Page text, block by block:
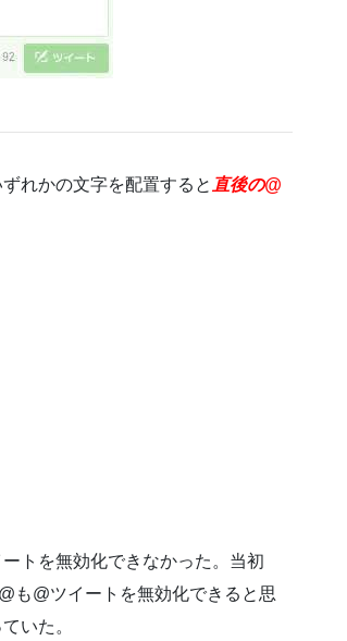
れかの文字を配置すると 直後の@
トを無効化できなかった。当初
も@ツイートを無効化できると思
いた。